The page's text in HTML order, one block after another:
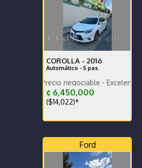
COROLLA - 2016
Automático - 5 pas.
Precio negociable - Excelente estado
¢ 6,450,000
($14,022)*
!!! PRECIO DE CONTADO SI
Ford